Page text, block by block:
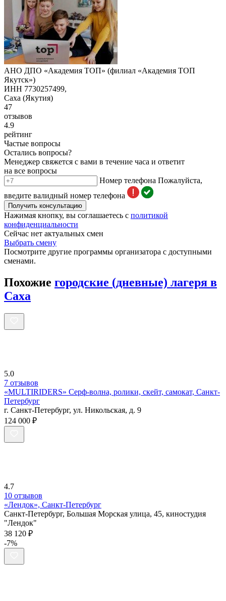
АНО ДПО «Академия ТОП» (филиал «Академия ТОП
Якутск»)
ИНН 7730257499,
Саха (Якутия)
47
отзывов
4.9
рейтинг
Частые вопросы
Остались вопросы?
Менеджер свяжется с вами в течение часа и ответит
на все вопросы
Номер телефона Пожалуйста,
введите валидный номер телефона
Получить консультацию
Нажимая кнопку, вы соглашаетесь с политикой
конфиденциальности
Сейчас нет актуальных смен
Выбрать смену
Посмотрите другие программы организатора с доступными
сменами.
Похожие городские (дневные) лагеря в
Саха
5.0
7 отзывов
«MULTIRIDERS» Серф-волна, ролики, скейт, самокат, Санкт-
Петербург
г. Санкт-Петербург, ул. Никольская, д. 9
124 000 ₽
4.7
10 отзывов
«Лендок», Санкт-Петербург
Санкт-Петербург, Большая Морская улица, 45, киностудия
"Лендок"
38 120 ₽
-7%